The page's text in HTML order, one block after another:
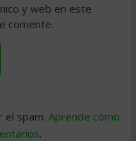
y web en este
comente.
el spam. Aprende cómo
.